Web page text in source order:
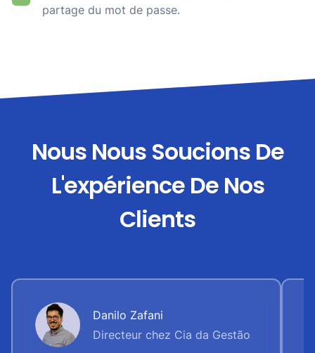
partage du mot de passe.
Nous Nous Soucions De
L'expérience De Nos
Clients
Danilo Zafani
Directeur chez Cia da Gestão